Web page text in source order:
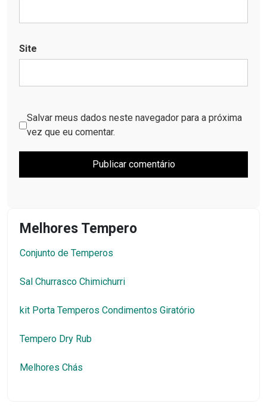
Site
Salvar meus dados neste navegador para a próxima
vez que eu comentar.
Melhores Tempero
Conjunto de Temperos
Sal Churrasco Chimichurri
kit Porta Temperos Condimentos Giratório
Tempero Dry Rub
Melhores Chás